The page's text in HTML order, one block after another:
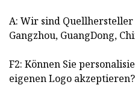
A: Wir sind
Gangzhou, GuangDong,
F2: Können Sie
eigenen Logo akzeptieren?